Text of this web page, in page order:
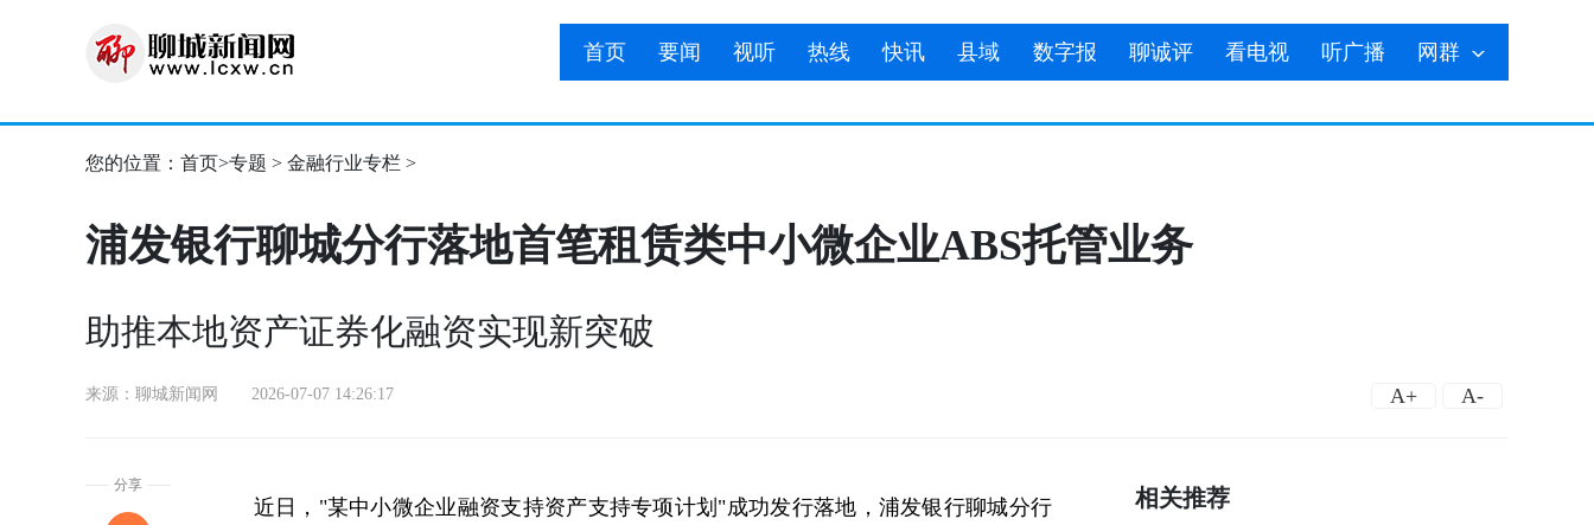
首页 要闻 视听 热线 快讯 县域 数字报 聊诚评 看电视 听广播 网群
您的位置： 首页>专题 > 金融行业专栏 >
浦发银行聊城分行落地首笔租赁类中小微企业ABS托管业务
助推本地资产证券化融资实现新突破
来源：聊城新闻网 2026-07-07 14:26:17 A+ A-
分享
近日，"某中小微企业融资支持资产支持专项计划"成功发行落地，浦发银行聊城分行
相关推荐